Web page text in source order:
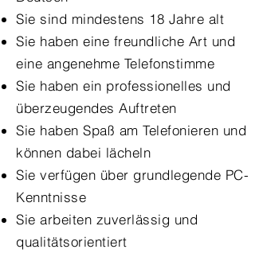
Sie sind mindestens 18 Jahre alt
Sie haben eine freundliche Art und
eine angenehme Telefonstimme
Sie haben ein professionelles und
überzeugendes Auftreten
Sie haben Spaß am Telefonieren und
können dabei lächeln
Sie verfügen über grundlegende PC-
Kenntnisse
Sie arbeiten zuverlässig und
qualitätsorientiert